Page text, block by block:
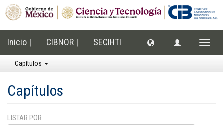
Inicio | CIBNOR | SECIHTI
Capítulos
Capítulos
LISTAR POR